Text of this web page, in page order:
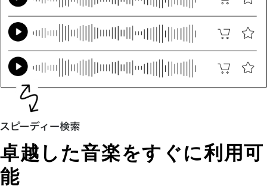
卓越した音楽をすぐに利用可
能